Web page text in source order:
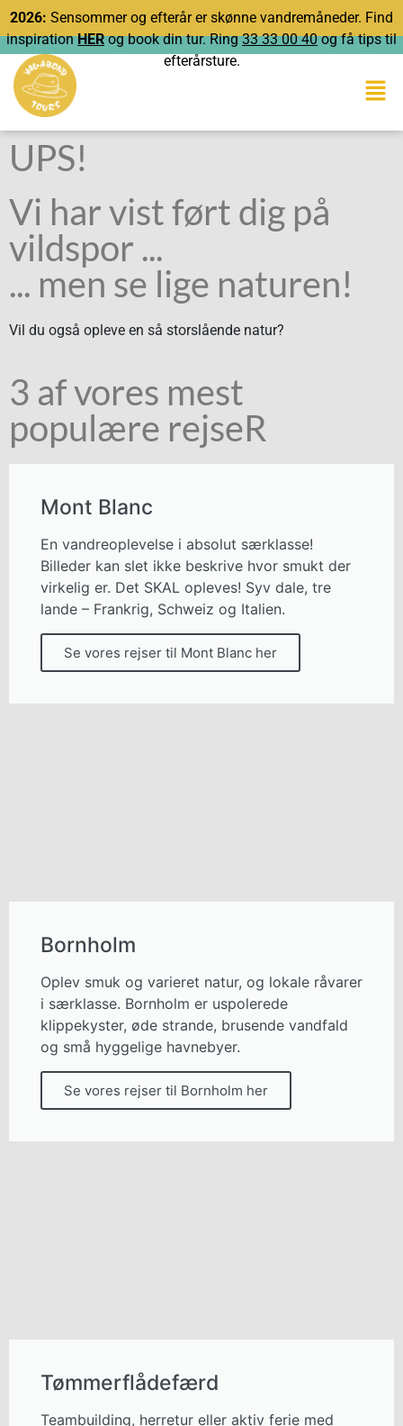
2026: Sensommer og efterår er skønne vandremåneder. Find
inspiration HERog book din tur. Ring33 33 00 40 og få tips til
efterårsture.
UPS!
Vi har vist ført dig på
vildspor ...
... men se lige naturen!
Vil du også opleve en så storslående natur?
3 af vores mest
populære rejseR
Mont Blanc
En vandreoplevelse i absolut særklasse!
Billeder kan slet ikke beskrive hvor smukt der
virkelig er. Det SKAL opleves! Syv dale, tre
lande – Frankrig, Schweiz og Italien.
Se vores rejser til Mont Blanc her
Bornholm
Oplev smuk og varieret natur, og lokale råvarer
i særklasse. Bornholm er uspolerede
klippekyster, øde strande, brusende vandfald
og små hyggelige havnebyer.
Se vores rejser til Bornholm her
Tømmerflådefærd
Teambuilding, herretur eller aktiv ferie med